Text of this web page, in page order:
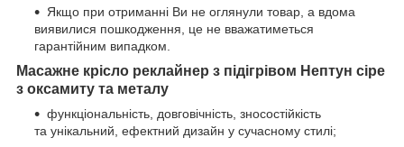
Якщо при отриманні Ви не оглянули товар, а вдома
виявилися пошкодження, це не вважатиметься
гарантійним випадком.
Масажне крісло реклайнер з підігрівом Нептун сіре
з оксамиту та металу
функціональність, довговічність, зносостійкість
та унікальний, ефектний дизайн у сучасному стилі;